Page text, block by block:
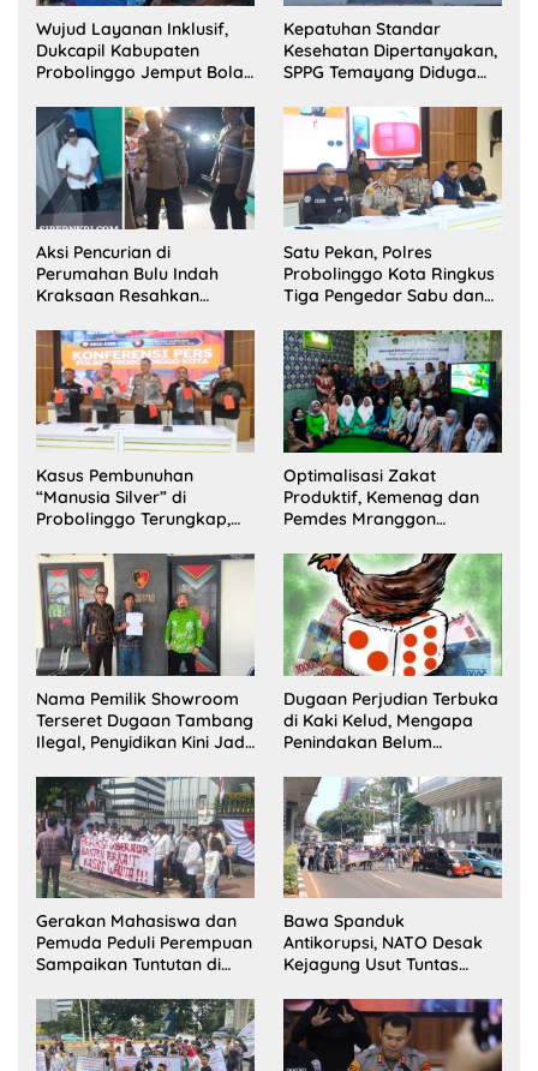
Wujud Layanan Inklusif,
Dukcapil Kabupaten
Probolinggo Jemput Bola
Disabilitas di Dringu
Kepatuhan Standar
Kesehatan Dipertanyakan,
SPPG Temayang Diduga
Aksi Pencurian di
Perumahan Bulu Indah
Kraksaan Resahkan
Satu Pekan, Polres
Probolinggo Kota Ringkus
Tiga Pengedar Sabu dan
Kasus Pembunuhan
“Manusia Silver” di
Probolinggo Terungkap,
Satu Buron
Optimalisasi Zakat
Produktif, Kemenag dan
Pemdes Mranggon
Pelaksana Kampung
Zakat
Nama Pemilik Showroom
Terseret Dugaan Tambang
Ilegal, Penyidikan Kini Jadi
Dugaan Perjudian Terbuka
di Kaki Kelud, Mengapa
Penindakan Belum
Gerakan Mahasiswa dan
Pemuda Peduli Perempuan
Sampaikan Tuntutan di
Bawa Spanduk
Antikorupsi, NATO Desak
Kejagung Usut Tuntas